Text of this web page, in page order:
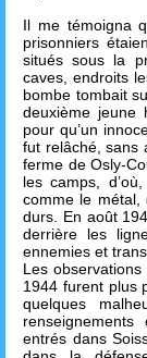
Il me témoigna
prisonniers
situés sous la
caves, endroits
bombe tombait
deuxième jeune
pour qu’un
fut relâché, sans
ferme de Osly-
les camps,
comme le métal,
durs. En août
derrière les
ennemies et
Les
1944 furent plus
quelques
entrés dans